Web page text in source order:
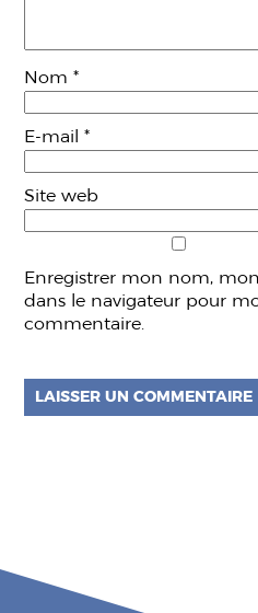
Nom*
E-mail*
Site web
Enregistrer mon nom,
dans le navigateur pour
commentaire.